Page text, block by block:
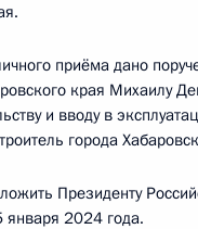
приёма дано
края Михаилу
и вводу в
города
Президенту
2024 года.